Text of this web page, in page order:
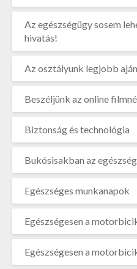
Az egészségügy sosem
hivatás!
Az osztályunk legjobb
Beszéljünk az online
Biztonság és technológia
Bukósisakban az
Egészséges munkanapok
Egészségesen a
Egészségesen a